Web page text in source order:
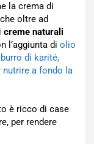
la crema di
oltre ad
creme naturali
l’aggiunta di olio
di karité,
a fondo la
è ricco di case
per rendere